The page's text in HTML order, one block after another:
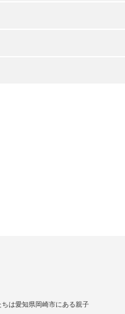
は愛知県岡崎市にある親子